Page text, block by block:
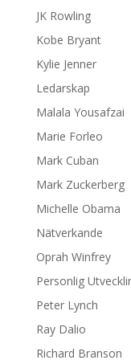
JK Rowling
Kobe Bryant
Kylie Jenner
Ledarskap
Malala Yousafzai
Marie Forleo
Mark Cuban
Mark Zuckerberg
Michelle Obama
Nätverkande
Oprah Winfrey
Personlig
Peter Lynch
Ray Dalio
Richard Branson